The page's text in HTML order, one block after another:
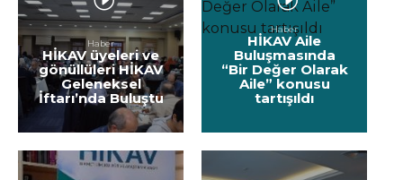
Haber
HİKAV üyeleri ve
gönüllüleri HİKAV
Geleneksel
İftarı’nda Buluştu
Haber
HİKAV Aile
Buluşmasında
“Bir Değer Olarak
Aile” konusu
tartışıldı